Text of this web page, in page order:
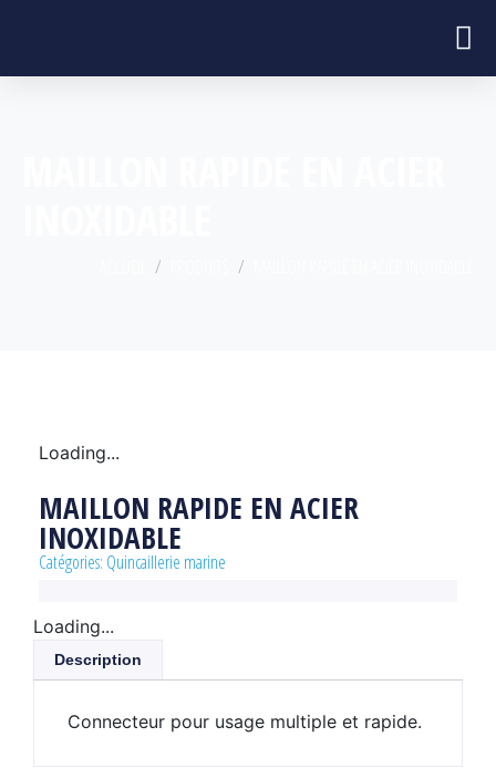
Loading...
MAILLON RAPIDE EN ACIER
INOXIDABLE
Catégories: Quincaillerie marine
Loading...
Description
Connecteur pour usage multiple et rapide.